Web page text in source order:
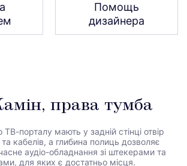
Помощь
дизайнера
права тумба
ТВ-порталу мають у задній стінці отвір
кабелів, а глибина полиць дозволяє
аудіо-обладнання зі штекерами та
для яких є достатньо місця.